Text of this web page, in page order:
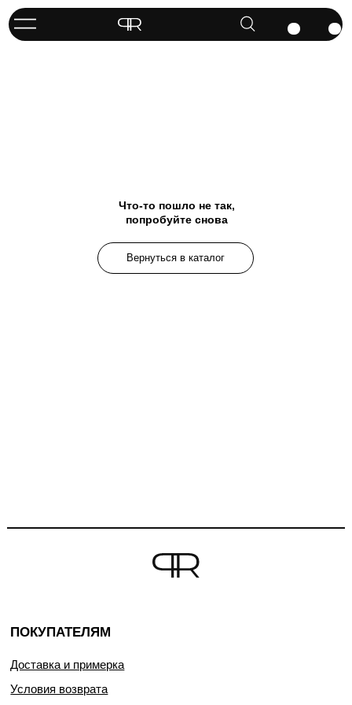
Что-то пошло не так,
попробуйте снова
Вернуться в каталог
ПОКУПАТЕЛЯМ
Доставка и примерка
Условия возврата